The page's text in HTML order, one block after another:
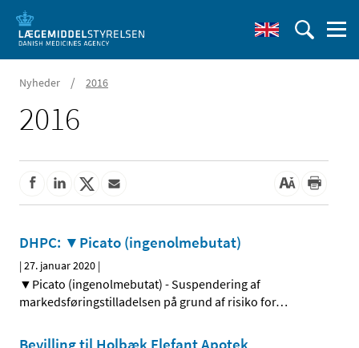
Nyheder / 2016
2016
DHPC: ▼Picato (ingenolmebutat)
|27. januar 2020 |
▼Picato (ingenolmebutat) - Suspendering af
markedsføringstilladelsen på grund af risiko for…